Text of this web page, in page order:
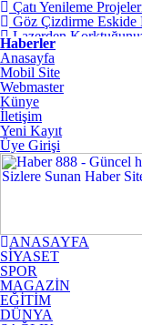
Çatı Yenileme
Göz Çizdirme Eskide
Lazerden
Olma..
İstanbul Pizza Factory
Saç Ekimi Nedir ve
Binalarda Enerji
Geleceğin Piyanisti
Video yerelleştirme
Ankara’da Sağlıklı
Yükselen Burç
Haberler
Anasayfa
Mobil Site
Webmaster
Künye
İletişim
Yeni Kayıt
Üye Girişi
ANASAYFA
SİYASET
SPOR
MAGAZİN
EĞİTİM
DÜNYA